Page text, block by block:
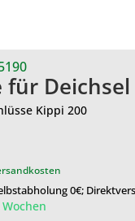
für Deichsel
Kippi 200
0€;